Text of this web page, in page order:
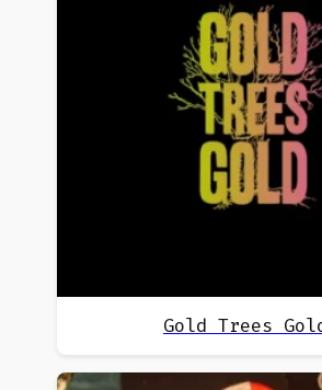
Gold Trees